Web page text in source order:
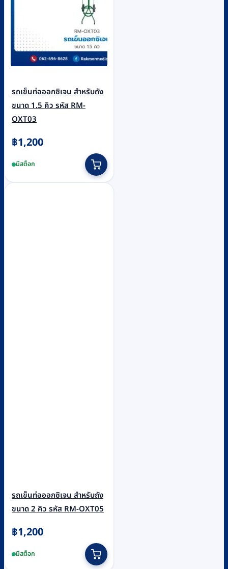
รถเข็นท่อออกซิเจน สำหรับถัง
ขนาด 1.5 คิว รหัส RM-
OXT03
฿1,200
มีสต็อก
รถเข็นท่อออกซิเจน สำหรับถัง
ขนาด 2 คิว รหัส RM-OXT05
฿1,200
มีสต็อก